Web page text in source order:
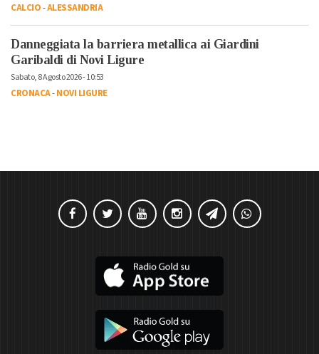
CALCIO-ALESSANDRIA
Danneggiata la barriera metallica ai Giardini
Garibaldi di Novi Ligure
Sabato, 8 Agosto 2026 - 10:53
CRONACA-NOVI LIGURE